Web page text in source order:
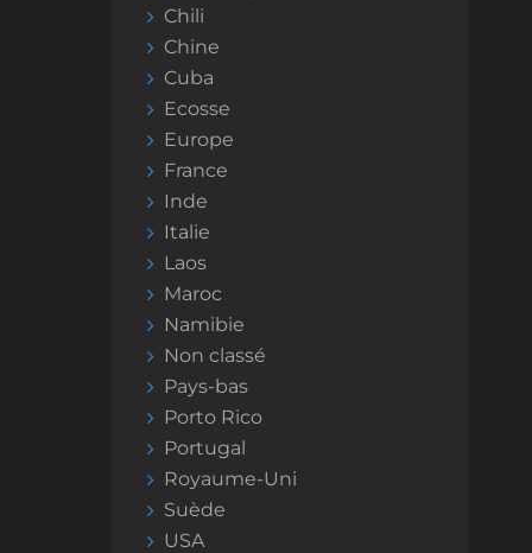
Chili
Chine
Cuba
Ecosse
Europe
France
Inde
Italie
Laos
Maroc
Namibie
Non classé
Pays-bas
Porto Rico
Portugal
Royaume-Uni
Suède
USA